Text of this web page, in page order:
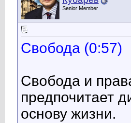
Senior Member
Свобода (0:57)
Свобода и
предпочитает
основу жизни.